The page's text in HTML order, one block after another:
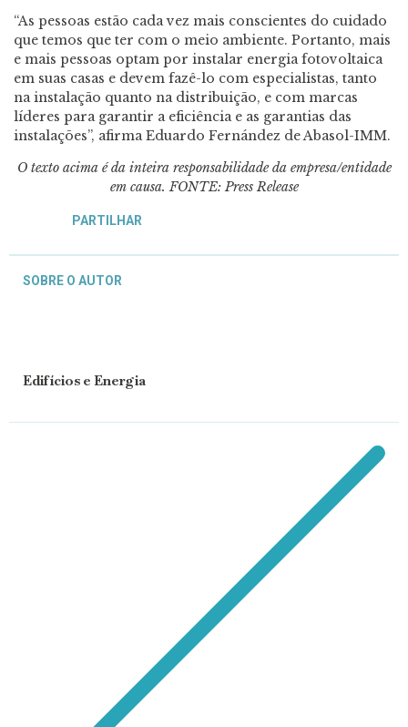
“As pessoas estão cada vez mais conscientes do cuidado
que temos que ter com o meio ambiente. Portanto, mais
e mais pessoas optam por instalar energia fotovoltaica
em suas casas e devem fazê-lo com especialistas, tanto
na instalação quanto na distribuição, e com marcas
líderes para garantir a eficiência e as garantias das
instalações”, afirma Eduardo Fernández de Abasol-IMM.
O texto acima é da inteira responsabilidade da empresa/entidade
em causa. FONTE: Press Release
PARTILHAR
SOBRE O AUTOR
Edifícios e Energia